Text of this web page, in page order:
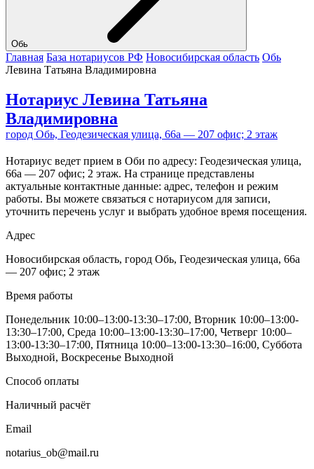
Обь
Главная База нотариусов РФ Новосибирская область Обь
Левина Татьяна Владимировна
Нотариус Левина Татьяна
Владимировна
город Обь, Геодезическая улица, 66а — 207 офис; 2 этаж
Нотариус ведет прием в Оби по адресу: Геодезическая улица,
66а — 207 офис; 2 этаж. На странице представлены
актуальные контактные данные: адрес, телефон и режим
работы. Вы можете связаться с нотариусом для записи,
уточнить перечень услуг и выбрать удобное время посещения.
Адрес
Новосибирская область, город Обь, Геодезическая улица, 66а
— 207 офис; 2 этаж
Время работы
Понедельник 10:00–13:00-13:30–17:00, Вторник 10:00–13:00-
13:30–17:00, Среда 10:00–13:00-13:30–17:00, Четверг 10:00–
13:00-13:30–17:00, Пятница 10:00–13:00-13:30–16:00, Суббота
Выходной, Воскресенье Выходной
Способ оплаты
Наличный расчёт
Email
notarius_ob@mail.ru